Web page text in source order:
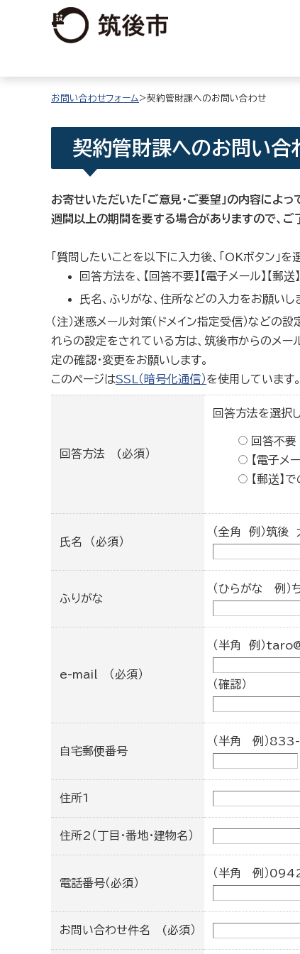
お問い合わせフォーム>契約管財課へのお問い合わせ
契約管財課へのお問い合
お寄せいただいた「ご意見・ご要望」の内容によ
週間以上の期間を要する場合がありますので、ご
「質問したいことを以下に入力後、「OKボタン」
回答方法を、【回答不要】【電子メール】【郵
氏名、ふりがな、住所などの入力をお願いし
（注）迷惑メール対策（ドメイン指定受信）などの
れらの設定をされている方は、筑後市からのメ
定の確認・変更をお願いします。
このページはSSL（暗号化通信）を使用しています。
回答方法 (必須）
回答方法を選択
回答不要
【電子メ
【郵送】
氏名 （必須）
（全角 例）筑後
ふりがな
（ひらがな 例）
e-mail （必須）
（半角 例）
（確認）
自宅郵便番号
（半角 例）
住所1
住所2（丁目・番地・建物名）
電話番号（必須）
（半角 例）
お問い合わせ件名 (必須）